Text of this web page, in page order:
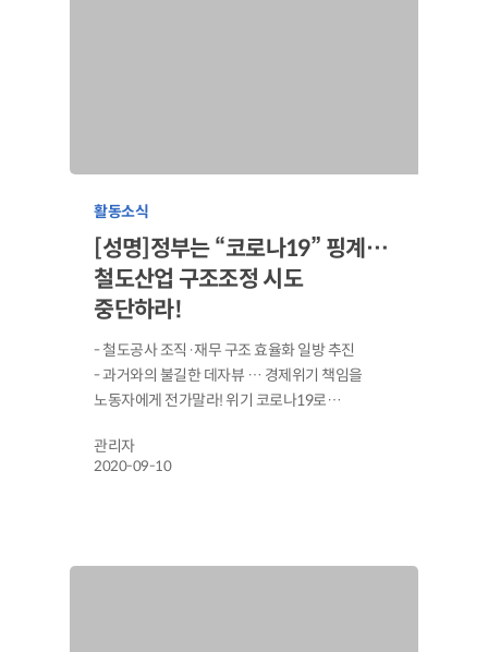
활동소식
[성명]정부는 “코로나19” 핑계…
철도산업 구조조정 시도
중단하라!
- 철도공사 조직·재무 구조 효율화 일방 추진
- 과거와의 불길한 데자뷰 … 경제위기 책임을
노동자에게 전가말라! 위기 코로나19로…
관리자
2020-09-10